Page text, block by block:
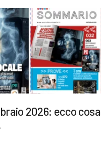
2026: ecco cosa